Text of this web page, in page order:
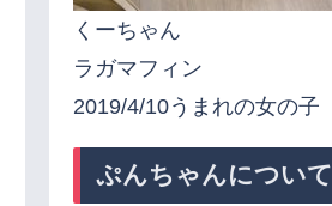
くーちゃん
ラガマフィン
2019/4/10うまれの女の子
ぷんちゃんについて